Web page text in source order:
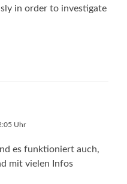
in order to investigate
Uhr
es funktioniert auch,
mit vielen Infos